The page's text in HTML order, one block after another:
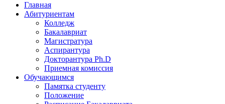
Главная
Абитуриентам
Колледж
Бакалавриат
Магистратура
Аспирантура
Докторантура Ph.D
Приемная комиссия
Обучающимся
Памятка студенту
Положение